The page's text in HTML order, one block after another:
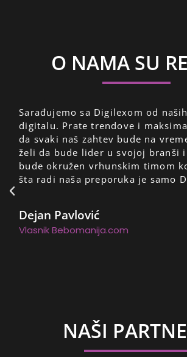
O NAMA SU
Sarađujemo sa Digilexom od
digitalu. Prate trendove i
da svaki naš zahtev bude na
želi da bude lider u svojoj branši
bude okružen vrhunskim timom
šta radi naša preporuka je samo
Dejan Pavlović
Vlasnik Bebomanija.com
NAŠI